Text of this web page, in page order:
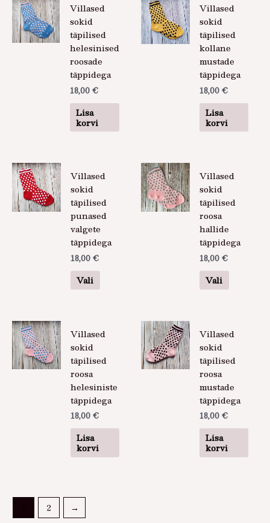
Villased
sokid
täpilised
helesinised
roosade
täppidega
18,00 €
Lisa
korvi
Villased
sokid
täpilised
kollane
mustade
täppidega
18,00 €
Lisa
korvi
Villased
sokid
täpilised
punased
valgete
täppidega
18,00 €
Vali
tootel
mitu
varianti.
Valikuid
saab
tootelehel.
Villased
sokid
täpilised
roosa
hallide
täppidega
18,00 €
Vali
tootel
mitu
Valikuid
saab
Villased
sokid
täpilised
roosa
helesiniste
täppidega
18,00 €
Lisa
korvi
Villased
sokid
täpilised
roosa
mustade
täppidega
18,00 €
Lisa
korvi
2 →